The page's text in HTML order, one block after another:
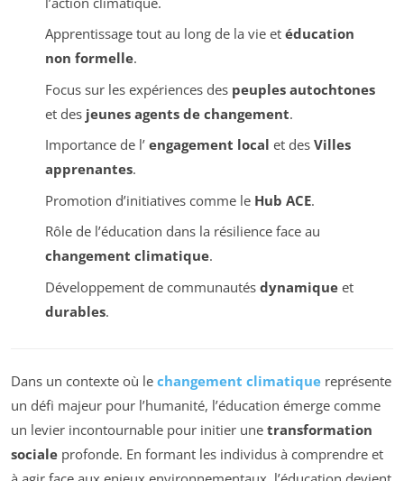
Apprentissage tout au long de la vie et éducation
non formelle.
Focus sur les expériences des peuples autochtones
et des jeunes agents de changement.
Importance de l’ engagement local et des Villes
apprenantes.
Promotion d’initiatives comme le Hub ACE.
Rôle de l’éducation dans la résilience face au
changement climatique.
Développement de communautés dynamiqueet
durables.
Dans un contexte où le changement climatique représente
un défi majeur pour l’humanité, l’éducation émerge comme
un levier incontournable pour initier une transformation
sociale profonde. En formant les individus à comprendre et